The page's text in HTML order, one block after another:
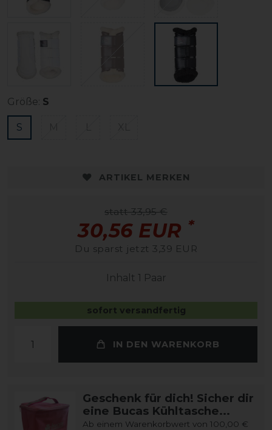
Größe: S
S
ARTIKEL MERKEN
statt 33,95 €
30,56 EUR *
Du sparst jetzt 3,39 EUR
Inhalt 1 Paar
sofort versandfertig
IN DEN WARENKORB
Geschenk für dich! Sicher dir
eine Bucas Kühltasche...
Ab einem Warenkorbwert von 100,00 €